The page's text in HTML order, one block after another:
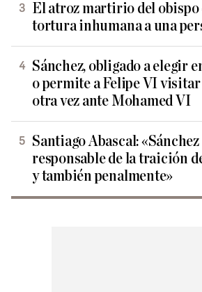
El atroz martirio del obispo
tortura inhumana a una
Sánchez, obligado a elegir
o permite a Felipe VI visitar
otra vez ante Mohamed VI
Santiago Abascal:
responsable de la traición
y también penalmente»